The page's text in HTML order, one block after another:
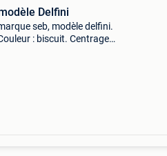
Delfini
seb, modèle delfini.
: biscuit. Centrage